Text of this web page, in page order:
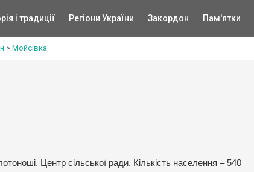
і традиції Регіони України Закордон Пам'ятки
> Мойсівка
Центр сільської ради. Кількість населення – 540